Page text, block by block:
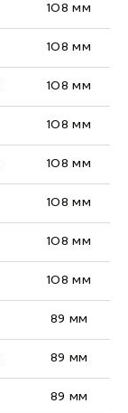
108 мм
108 мм
108 мм
108 мм
108 мм
108 мм
108 мм
108 мм
89 мм
89 мм
89 мм